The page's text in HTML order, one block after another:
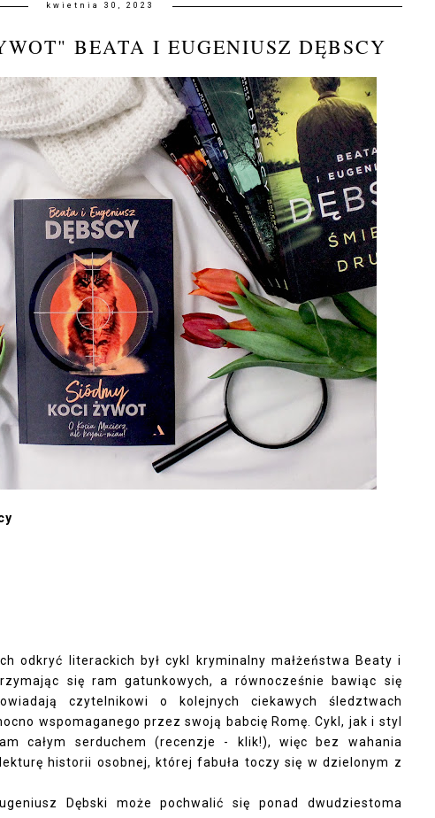
kwietnia 30, 2023
BEATA I EUGENIUSZ DĘBSCY
odkryć literackich był cykl kryminalny małżeństwa Beaty i
się ram gatunkowych, a równocześnie bawiąc się
czytelnikowi o kolejnych ciekawych śledztwach
wspomaganego przez swoją babcię Romę. Cykl, jak i styl
całym serduchem (recenzje - klik!), więc bez wahania
historii osobnej, której fabuła toczy się w dzielonym z
Dębski może pochwalić się ponad dwudziestoma